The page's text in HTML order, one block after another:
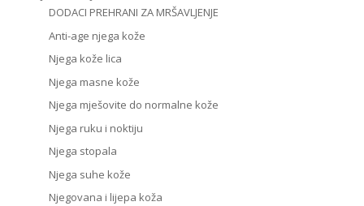
DODACI PREHRANI ZA MRŠAVLJENJE
Anti-age njega kože
Njega kože lica
Njega masne kože
Njega mješovite do normalne kože
Njega ruku i noktiju
Njega stopala
Njega suhe kože
Njegovana i lijepa koža